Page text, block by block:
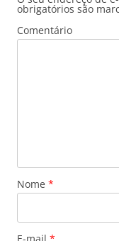
obrigatórios são
Comentário
Nome *
E-mail *